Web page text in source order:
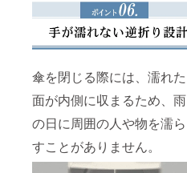
傘を閉じる際には、濡れた
面が内側に収まるため、雨
の日に周囲の人や物を濡ら
すことがありません。